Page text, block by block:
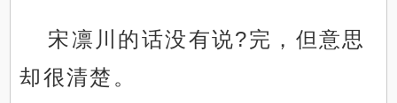
宋凛川的话没有说?完，但意思
却很清楚。